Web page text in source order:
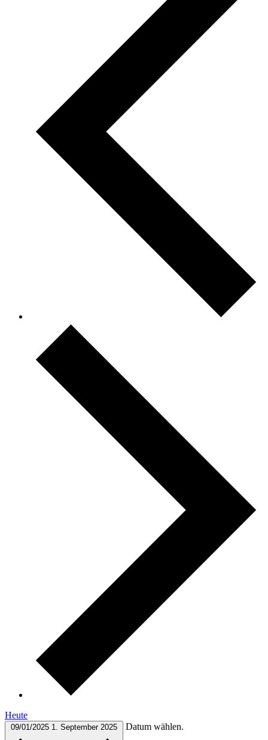
Heute
09/01/2025 1. September 2025 Datum wählen.